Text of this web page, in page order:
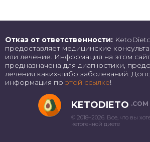
Отказ от ответственности:
предоставляет медицинские
или лечение. Информация на этом
предназначена для диагностики,
лечения каких-либо заболеваний.
информация по этой ссылке!
KETODIETO .COM
© 2018–2026. Все, что вы
кетогенной диете